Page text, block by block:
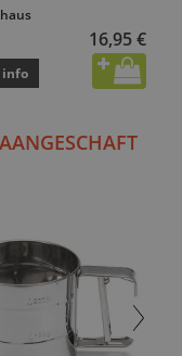
16,95 €
info